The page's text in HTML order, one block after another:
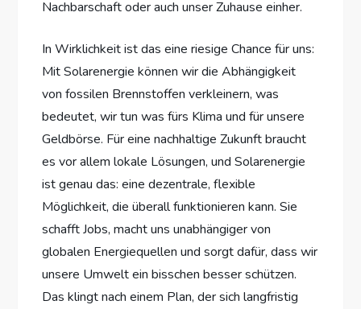
Nachbarschaft oder auch unser Zuhause einher.
In Wirklichkeit ist das eine riesige Chance für uns:
Mit Solarenergie können wir die Abhängigkeit
von fossilen Brennstoffen verkleinern, was
bedeutet, wir tun was fürs Klima und für unsere
Geldbörse. Für eine nachhaltige Zukunft braucht
es vor allem lokale Lösungen, und Solarenergie
ist genau das: eine dezentrale, flexible
Möglichkeit, die überall funktionieren kann. Sie
schafft Jobs, macht uns unabhängiger von
globalen Energiequellen und sorgt dafür, dass wir
unsere Umwelt ein bisschen besser schützen.
Das klingt nach einem Plan, der sich langfristig